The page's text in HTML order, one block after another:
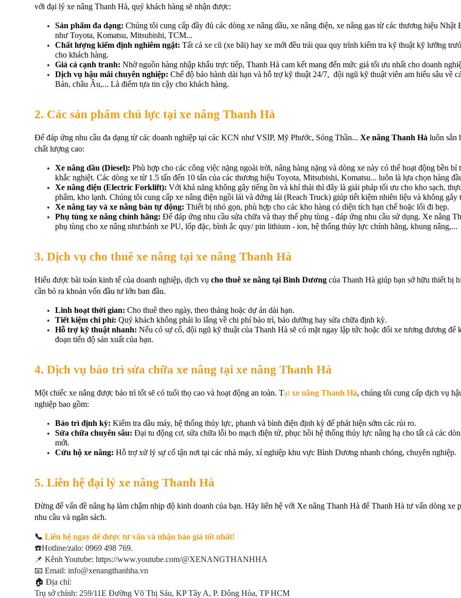
với đại lý xe nâng Thanh Hà, quý khách hàng sẽ nhận được:
Sản phẩm đa dạng: Chúng tôi cung cấp đầy đủ các dòng xe nâng dầu, xe nâng điện, xe nâng gas từ các thương hiệu Nhật
như Toyota, Komatsu, Mitsubishi, TCM...
Chất lượng kiểm định nghiêm ngặt: Tất cả xe cũ (xe bãi) hay xe mới đều trải qua quy trình kiểm tra kỹ thuật kỹ lưỡng
cho khách hàng.
Giá cả cạnh tranh: Nhờ nguồn hàng nhập khẩu trực tiếp, Thanh Hà cam kết mang đến mức giá tối ưu nhất cho doanh
Dịch vụ hậu mãi chuyên nghiệp: Chế độ bảo hành dài hạn và hỗ trợ kỹ thuật 24/7,  đội ngũ kỹ thuật viên am hiểu sâu về
Bản, châu Âu,... Là điểm tựa tin cậy cho khách hàng.
2. Các sản phẩm chủ lực tại xe nâng Thanh Hà
Để đáp ứng nhu cầu đa dạng từ các doanh nghiệp tại các KCN như VSIP, Mỹ Phước, Sóng Thần... Xe nâng Thanh Hà luôn sẵn
chất lượng cao:
Xe nâng dầu (Diesel): Phù hợp cho các công việc nặng ngoài trời, nâng hàng nặng và dòng xe này có thể hoạt động bền
khắc nghiệt. Các dòng xe từ 1.5 tấn đến 10 tấn của các thương hiệu Toyota, Mitsubishi, Komatsu... luôn là lựa chọn hàng
Xe nâng điện (Electric Forklift): Với khả năng không gây tiếng ồn và khí thải thì đây là giải pháp tối ưu cho kho sạch,
phẩm, kho lạnh. Chúng tôi cung cấp xe nâng điện ngồi lái và đứng lái (Reach Truck) giúp tiết kiệm nhiên liệu và không gây
Xe nâng tay và xe nâng bán tự động: Thiết bị nhỏ gọn, phù hợp cho các kho hàng có diện tích hạn chế hoặc lối đi hẹp.
Phụ tùng xe nâng chính hãng: Để đáp ứng nhu cầu sửa chữa và thay thế phụ tùng - đáp ứng nhu cầu sử dụng. Xe nâng
phụ tùng cho xe nâng như:bánh xe PU, lốp đặc, bình ắc quy/ pin lithium - ion, hệ thống thủy lực chính hãng, khung nâng,...
3. Dịch vụ cho thuê xe nâng tại xe nâng Thanh Hà
Hiểu được bài toán kinh tế của doanh nghiệp, dịch vụ cho thuê xe nâng tại Bình Dương của Thanh Hà giúp bạn sở hữu thiết bị
cần bỏ ra khoản vốn đầu tư lớn ban đầu.
Linh hoạt thời gian: Cho thuê theo ngày, theo tháng hoặc dự án dài hạn.
Tiết kiệm chi phí: Quý khách không phải lo lắng về chi phí bảo trì, bảo dưỡng hay sửa chữa định kỳ.
Hỗ trợ kỹ thuật nhanh: Nếu có sự cố, đội ngũ kỹ thuật của Thanh Hà sẽ có mặt ngay lập tức hoặc đổi xe tương đương để
đoạn tiến độ sản xuất của bạn.
4. Dịch vụ bảo trì sửa chữa xe nâng tại xe nâng Thanh Hà
Một chiếc xe nâng được bảo trì tốt sẽ có tuổi thọ cao và hoạt động an toàn. Tại xe nâng Thanh Hà, chúng tôi cung cấp dịch vụ
nghiệp bao gồm:
Bảo trì định kỳ: Kiểm tra dầu máy, hệ thống thủy lực, phanh và bình điện định kỳ để phát hiện sớm các rủi ro.
Sửa chữa chuyên sâu: Đại tu động cơ, sửa chữa lỗi bo mạch điện tử, phục hồi hệ thống thủy lực nâng hạ cho tất cả các
mới.
Cứu hộ xe nâng: Hỗ trợ xử lý sự cố tận nơi tại các nhà máy, xí nghiệp khu vực Bình Dương nhanh chóng, chuyên nghiệp.
5. Liên hệ đại lý xe nâng Thanh Hà
Đừng để vấn đề nâng hạ làm chậm nhịp độ kinh doanh của bạn. Hãy liên hệ với Xe nâng Thanh Hà để Thanh Hà tư vấn dòng xe
nhu cầu và ngân sách.
📞 Liên hệ ngay để được tư vấn và nhận báo giá tốt nhất!
☎️Hotline/zalo: 0969 498 769.
📌 Kênh Youtube: https://www.youtube.com/@XENANGTHANHHA
📧 Email: info@xenangthanhha.vn
🏠 Địa chỉ:
Trụ sở chính: 259/11E Đường Võ Thị Sáu, KP Tây A, P. Đông Hòa, TP HCM